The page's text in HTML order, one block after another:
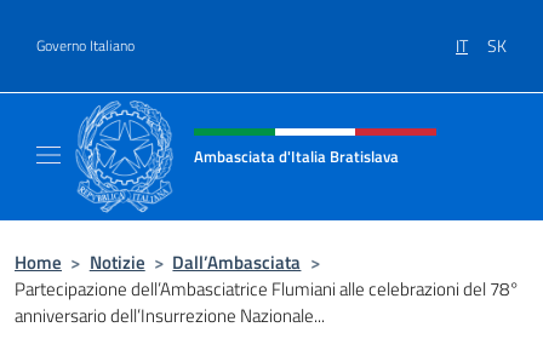
Governo Italiano IT SK
Intestazione sito, social e menù
Ambasciata d'Italia Bratislava
Home > Notizie > Dall’Ambasciata >
Partecipazione dell’Ambasciatrice Flumiani alle celebrazioni del 78°
anniversario dell’Insurrezione Nazionale...